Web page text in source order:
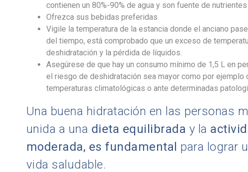
contienen un 80%-90% de agua y son fuente de
Ofrezca sus bebidas preferidas
Vigile la temperatura de la estancia donde el anciano
del tiempo, está comprobado que un exceso de
deshidratación y la pérdida de líquidos.
Asegúrese de que hay un consumo mínimo de 1,5 L en
el riesgo de deshidratación sea mayor como por ejemplo
temperaturas climatológicas o ante determinadas
Una buena hidratación en las personas
unida a una dieta equilibrada y la
moderada, es fundamental para lograr
vida saludable.